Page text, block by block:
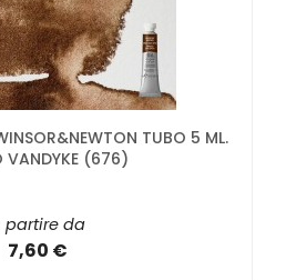
TUBO 5 ML.
VANDYKE (676)
partire da
7,60 €